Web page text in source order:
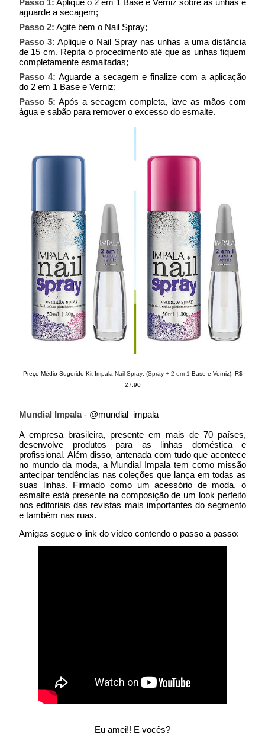
Passo 1: Aplique o 2 em 1 Base e Verniz sobre as unhas e
aguarde a secagem;
Passo 2: Agite bem o Nail Spray;
Passo 3: Aplique o Nail Spray nas unhas a uma distância
de 15 cm. Repita o procedimento até que as unhas fiquem
completamente esmaltadas;
Passo 4: Aguarde a secagem e finalize com a aplicação
do 2 em 1 Base e Verniz;
Passo 5: Após a secagem completa, lave as mãos com
água e sabão para remover o excesso do esmalte.
Preço Médio Sugerido Kit Impala Nail Spray: (Spray + 2 em 1 Base e Verniz): R$
27,90
Mundial Impala- @mundial_impala
A empresa brasileira, presente em mais de 70 países,
desenvolve produtos para as linhas doméstica e
profissional. Além disso, antenada com tudo que acontece
no mundo da moda, a Mundial Impala tem como missão
antecipar tendências nas coleções que lança em todas as
suas linhas. Firmado como um acessório de moda, o
esmalte está presente na composição de um look perfeito
nos editoriais das revistas mais importantes do segmento
e também nas ruas.
Amigas segue o link do vídeo contendo o passo a passo:
Eu amei!! E vocês?